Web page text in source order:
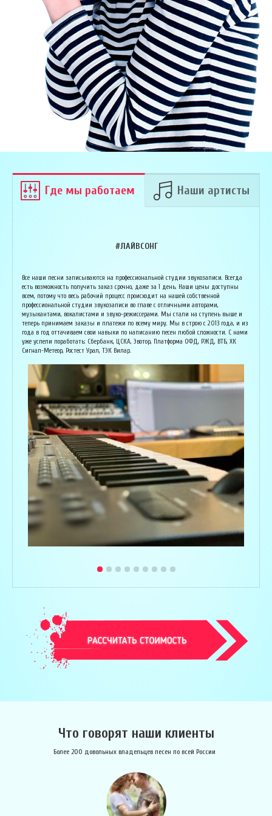
Где мы работаем Наши артисты
#ЛАЙВСОНГ
Все наши песни записываются на профессиональной студии звукозаписи. Всегда
есть возможность получить заказ срочно, даже за 1 день. Наши цены доступны
всем, потому что весь рабочий процесс происходит на нашей собственной
профессиональной студии звукозаписи во главе с отличными авторами,
музыкантами, вокалистами и звуко-режиссерами. Мы стали на ступень выше и
теперь принимаем заказы и платежи по всему миру. Мы в строю с 2013 года, и из
года в год оттачиваем свои навыки по написанию песен любой сложности. С нами
уже успели поработать: Сбербанк, ЦСКА, Эвотор, Платформа ОФД, РЖД, ВТБ, ХК
Сигнал-Метеор, Ростест Урал, ТЭК Вилар.
Армен Алавердян
Основатель организации "Лайвсонг". С детства занимается музыкой, пишет
аранжировки, делает сведение и мастеринг на профессиональном уровне.
Может сделать коммерческий звук даже по записи с диктофона :) Состоит в
дуэте "Ag Jan", и выступает на концертах по всей России. Снимает клипы
вместе со своими музыкантами, и они собирают более 1 млн. просмотров на
ютубе! В основном пишет песни о любви, семье и ценностях жизни. Армен
сделает из вашей истории настоящую конфетку, обращайтесь!
Исполнитель, звукорежиссёр
Что говорят наши клиенты
Более 200 довольных владельцев песен по всей России